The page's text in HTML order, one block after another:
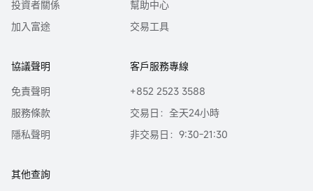
投資者關係
加入富途
幫助中心
交易工具
協議聲明
免責聲明
服務條款
隱私聲明
客戶服務專線
+852 2523 3588
交易日：全天24小時
非交易日：9:30-21:30
其他查詢